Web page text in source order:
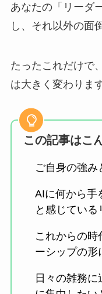
あなたの「リーダ
し、それ以外の面
たったこれだけで
は大きく変わります
この記事はこ
ご自身の強
AIに何から手
と感じてい
これからの
ーシップの形
日々の雑務